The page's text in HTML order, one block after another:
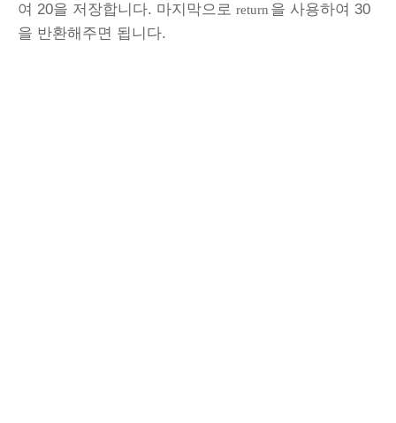
여 20을 저장합니다. 마지막으로 return 을 사용하여 30
을 반환해주면 됩니다.